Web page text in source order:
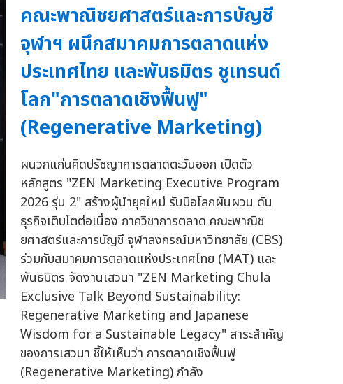
คณะพาณิชยศาสตร์และการบัญชี
จุฬาฯ ผนึกสมาคมการตลาดแห่ง
ประเทศไทย และพันธมิตร ชูเทรนด์
โลก"การตลาดเชิงฟื้นฟู"
(Regenerative Marketing)
ผนวกแก่นคิดปรัชญาการตลาดตะวันออก เปิดตัว
หลักสูตร "ZEN Marketing Executive Program
2026 รุ่น 2" สร้างผู้นำยุคใหม่ รับมือโลกผันผวน ดัน
ธุรกิจเติบโตต่อเนื่อง ภาควิชาการตลาด คณะพาณิช
ยศาสตร์และการบัญชี จุฬาลงกรณ์มหาวิทยาลัย (CBS)
ร่วมกับสมาคมการตลาดแห่งประเทศไทย (MAT) และ
พันธมิตร จัดงานเสวนา "ZEN Marketing Chula
Exclusive Talk Beyond Sustainability:
Regenerative Marketing and Japanese
Wisdom for a Sustainable Legacy" สาระสำคัญ
ของการเสวนา ชี้ให้เห็นว่า การตลาดเชิงฟื้นฟู
(Regenerative Marketing) กำลัง